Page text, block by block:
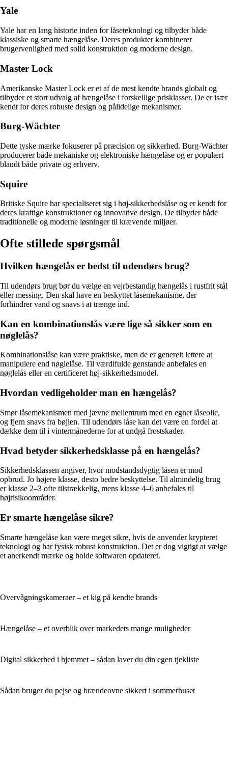
Yale
Yale har en lang historie inden for låseteknologi og tilbyder både
klassiske og smarte hængelåse. Deres produkter kombinerer
brugervenlighed med solid konstruktion og moderne design.
Master Lock
Amerikanske Master Lock er et af de mest kendte brands globalt og
tilbyder et stort udvalg af hængelåse i forskellige prisklasser. De er især
kendt for deres robuste design og pålidelige mekanismer.
Burg-Wächter
Dette tyske mærke fokuserer på præcision og sikkerhed. Burg-Wächter
producerer både mekaniske og elektroniske hængelåse og er populært
blandt både private og erhverv.
Squire
Britiske Squire har specialiseret sig i høj-sikkerhedslåse og er kendt for
deres kraftige konstruktioner og innovative design. De tilbyder både
traditionelle og moderne løsninger til krævende miljøer.
Ofte stillede spørgsmål
Hvilken hængelås er bedst til udendørs brug?
Til udendørs brug bør du vælge en vejrbestandig hængelås i rustfrit stål
eller messing. Den skal have en beskyttet låsemekanisme, der
forhindrer vand og snavs i at trænge ind.
Kan en kombinationslås være lige så sikker som en
nøglelås?
Kombinationslåse kan være praktiske, men de er generelt lettere at
manipulere end nøglelåse. Til værdifulde genstande anbefales en
nøglelås eller en certificeret høj-sikkerhedsmodel.
Hvordan vedligeholder man en hængelås?
Smør låsemekanismen med jævne mellemrum med en egnet låseolie,
og fjern snavs fra bøjlen. Til udendørs låse kan det være en fordel at
dække dem til i vintermånederne for at undgå frostskader.
Hvad betyder sikkerhedsklasse på en hængelås?
Sikkerhedsklassen angiver, hvor modstandsdygtig låsen er mod
opbrud. Jo højere klasse, desto bedre beskyttelse. Til almindelig brug
er klasse 2–3 ofte tilstrækkelig, mens klasse 4–6 anbefales til
højrisikoområder.
Er smarte hængelåse sikre?
Smarte hængelåse kan være meget sikre, hvis de anvender krypteret
teknologi og har fysisk robust konstruktion. Det er dog vigtigt at vælge
et anerkendt mærke og holde softwaren opdateret.
Overvågningskameraer – et kig på kendte brands
Hængelåse – et overblik over markedets mange muligheder
Digital sikkerhed i hjemmet – sådan laver du din egen tjekliste
Sådan bruger du pejse og brændeovne sikkert i sommerhuset